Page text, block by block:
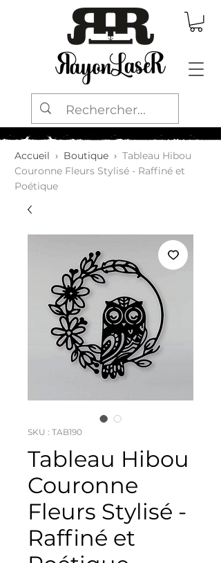
Accueil › Boutique › Tableau Hibou
Couronne Fleurs Stylisé - Raffiné et
Poétique
SKU : TAB190
Tableau Hibou
Couronne
Fleurs Stylisé -
Raffiné et